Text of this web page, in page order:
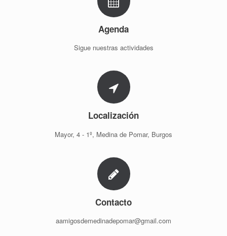
Agenda
Sigue nuestras actividades
Localización
Mayor, 4 - 1º, Medina de Pomar, Burgos
Contacto
aamigosdemedinadepomar@gmail.com